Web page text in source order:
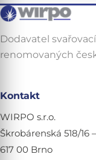
Dodavatel
renomovaných
Kontakt
WIRPO s.r.o.
Škrobárenská 518/16
617 00 Brno